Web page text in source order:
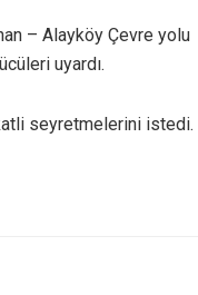
– Alayköy Çevre yolu
uyardı.
seyretmelerini istedi.